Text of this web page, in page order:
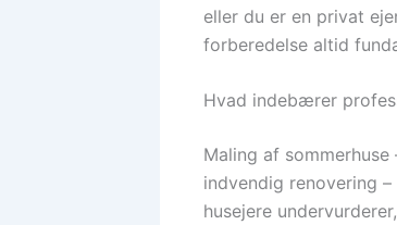
eller du er en privat
forberedelse altid
Hvad indebærer
Maling af
indvendig renovering
husejere